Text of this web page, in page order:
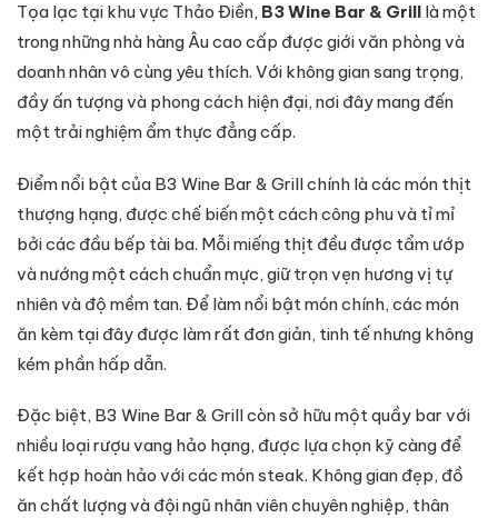
Tọa lạc tại khu vực Thảo Điền, B3 Wine Bar & Grill là một
trong những nhà hàng Âu cao cấp được giới văn phòng và
doanh nhân vô cùng yêu thích. Với không gian sang trọng,
đầy ấn tượng và phong cách hiện đại, nơi đây mang đến
một trải nghiệm ẩm thực đẳng cấp.
Điểm nổi bật của B3 Wine Bar & Grill chính là các món thịt
thượng hạng, được chế biến một cách công phu và tỉ mỉ
bởi các đầu bếp tài ba. Mỗi miếng thịt đều được tẩm ướp
và nướng một cách chuẩn mực, giữ trọn vẹn hương vị tự
nhiên và độ mềm tan. Để làm nổi bật món chính, các món
ăn kèm tại đây được làm rất đơn giản, tinh tế nhưng không
kém phần hấp dẫn.
Đặc biệt, B3 Wine Bar & Grill còn sở hữu một quầy bar với
nhiều loại rượu vang hảo hạng, được lựa chọn kỹ càng để
kết hợp hoàn hảo với các món steak. Không gian đẹp, đồ
ăn chất lượng và đội ngũ nhân viên chuyên nghiệp, thân